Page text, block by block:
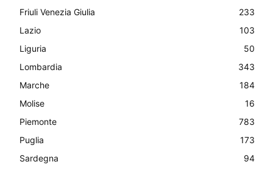
Friuli Venezia Giulia
233
Lazio
103
Liguria
50
Lombardia
343
Marche
184
Molise
16
Piemonte
783
Puglia
173
Sardegna
94